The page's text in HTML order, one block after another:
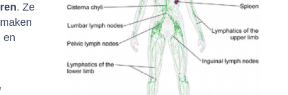
. Ze
en